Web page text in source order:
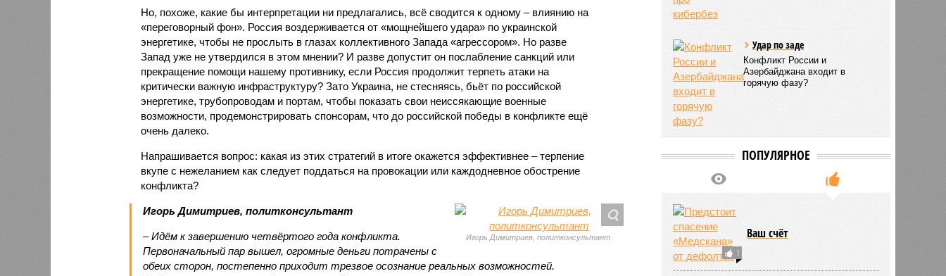
Но, похоже, какие бы интерпретации ни предлагались, всё сводится к одному – влиянию на
«переговорный фон». Россия воздерживается от «мощнейшего удара» по украинской
энергетике, чтобы не прослыть в глазах коллективного Запада «агрессором». Но разве
Запад уже не утвердился в этом мнении? И разве допустит он послабление санкций или
прекращение помощи нашему противнику, если Россия продолжит терпеть атаки на
критически важную инфраструктуру? Зато Украина, не стесняясь, бьёт по российской
энергетике, трубопроводам и портам, чтобы показать свои неиссякающие военные
возможности, продемонстрировать спонсорам, что до российской победы в конфликте ещё
очень далеко.
Напрашивается вопрос: какая из этих стратегий в итоге окажется эффективнее – терпение
вкупе с нежеланием как следует поддаться на провокации или каждодневное обострение
конфликта?
Игорь Димитриев, политконсультант
Игорь Димитриев, политконсультант
– Идём к завершению четвёртого года конфликта.
Первоначальный пар вышел, огромные деньги потрачены с
обеих сторон, постепенно приходит трезвое осознание реальных возможностей.
Удар по заде
Конфликт России и
Азербайджана входит в
горячую фазу?
ПОПУЛЯРНОЕ
1
Ваш счёт